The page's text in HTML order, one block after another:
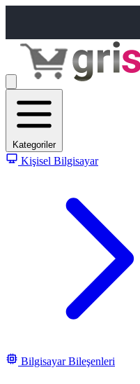
Kategoriler
Kişisel Bilgisayar
Bilgisayar Bileşenleri